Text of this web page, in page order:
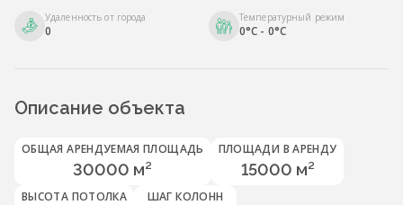
Удаленность от города
0
Температурный режим
0°C - 0°C
Описание объекта
ОБЩАЯ АРЕНДУЕМАЯ ПЛОЩАДЬ
30000 м²
ПЛОЩАДИ В АРЕНДУ
15000 м²
ВЫСОТА ПОТОЛКА ШАГ КОЛОНН